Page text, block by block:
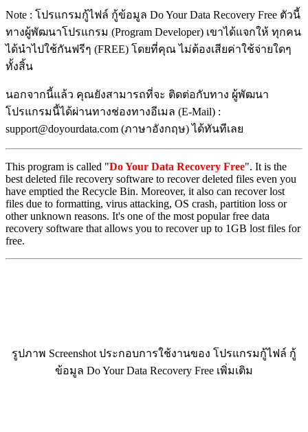
Note : โปรแกรมกู้ไฟล์ กู้ข้อมูล Do Your Data Recovery Free ตัวนี้
ทางผู้พัฒนาโปรแกรม (Program Developer) เขาได้แจกให้ ทุกคน
ได้นำไปใช้กันฟรีๆ (FREE) โดยที่คุณ ไม่ต้องเสียค่าใช้จ่ายใดๆ
ทั้งสิ้น
นอกจากนี้แล้ว คุณยังสามารถที่จะ ติดต่อกับทาง ผู้พัฒนา
โปรแกรมนี้ได้ผ่านทางช่องทางอีเมล (E-Mail) :
support@doyourdata.com (ภาษาอังกฤษ) ได้ทันทีเลย
This program is called "Do Your Data Recovery Free". It is the
best deleted file recovery software to recover deleted files even you
have emptied the Recycle Bin. Moreover, it also can recover lost
files due to formatting, virus attacking, OS crash, partition loss or
other unknown reasons. It's one of the most popular free data
recovery software that allows you to recover up to 1GB lost files for
free.
รูปภาพ Screenshot ประกอบการใช้งานของ โปรแกรมกู้ไฟล์ กู้
ข้อมูล Do Your Data Recovery Free เพิ่มเติม